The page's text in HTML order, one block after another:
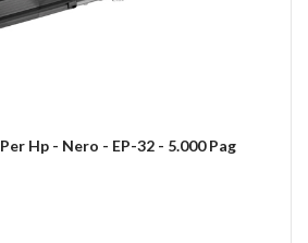
Hp - Nero - EP-32 - 5.000 Pag